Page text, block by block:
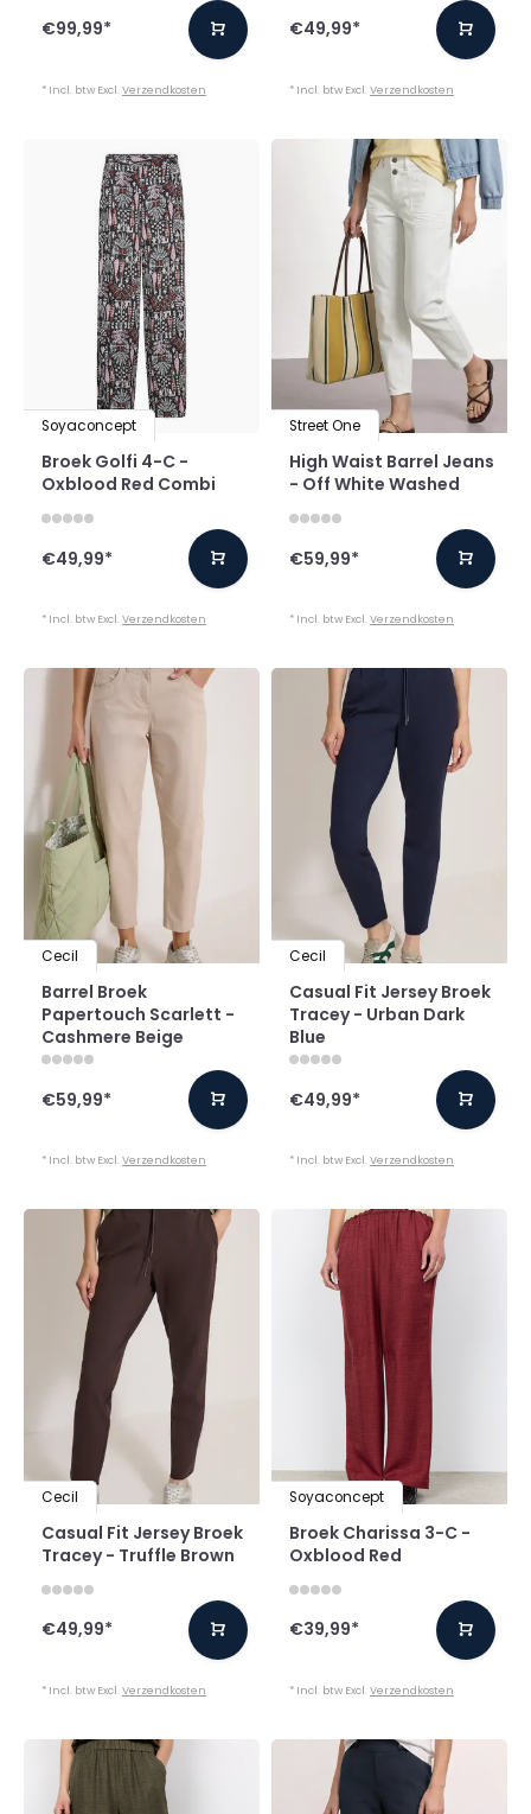
€99,99*
* Incl. btw Excl. Verzendkosten
€49,99*
* Incl. btw Excl. Verzendkosten
Soyaconcept
Broek Golfi 4-C -
Oxblood Red Combi
€49,99*
* Incl. btw Excl.Verzendkosten
Street One
High Waist Barrel Jeans
- Off White Washed
€59,99*
* Incl. btw Excl.Verzendkosten
Cecil
Barrel Broek
Papertouch Scarlett -
Cashmere Beige
€59,99*
* Incl. btw Excl.Verzendkosten
Cecil
Casual Fit Jersey Broek
Tracey - Urban Dark
Blue
€49,99*
* Incl. btw Excl.Verzendkosten
Cecil
Casual Fit Jersey Broek
Tracey - Truffle Brown
€49,99*
* Incl. btw Excl.Verzendkosten
Soyaconcept
Broek Charissa 3-C -
Oxblood Red
€39,99*
* Incl. btw Excl.Verzendkosten